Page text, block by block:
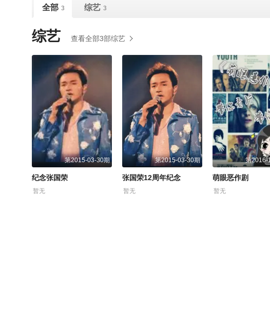
全部 3 综艺 3
综艺 查看全部3部综艺
第2015-03-30期
纪念张国荣
暂无
第2015-03-30期
张国荣12周年纪念
暂无
第2016-
萌眼恶作剧
暂无